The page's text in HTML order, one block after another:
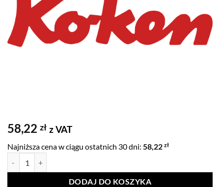
58,22 zł z VAT
Najniższa cena w ciągu ostatnich 30 dni: 58,22 zł
DODAJ DO KOSZYKA